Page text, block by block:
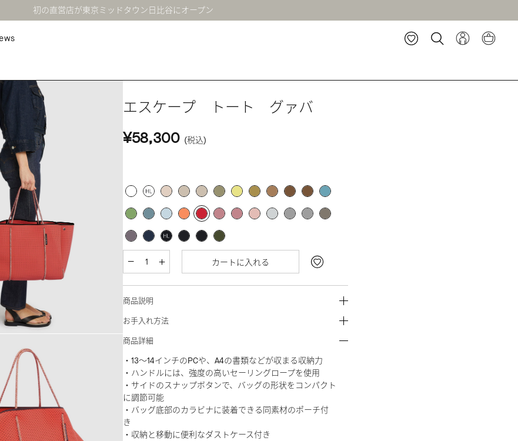
初の直営店が東京ミッドタウン日比谷にオープン
エスケープ トート グァバ
¥58,300 (税込)
カートに入れる
商品説明
お手入れ方法
商品詳細
・13～14インチのPCや、A4の書類などが収まる収納力
・ハンドルには、強度の高いセーリングロープを使用
・サイドのスナップボタンで、バッグの形状をコンパクト
に調節可能
・バッグ底部のカラビナに装着できる同素材のポーチ付
き
・収納と移動に便利なダストケース付き